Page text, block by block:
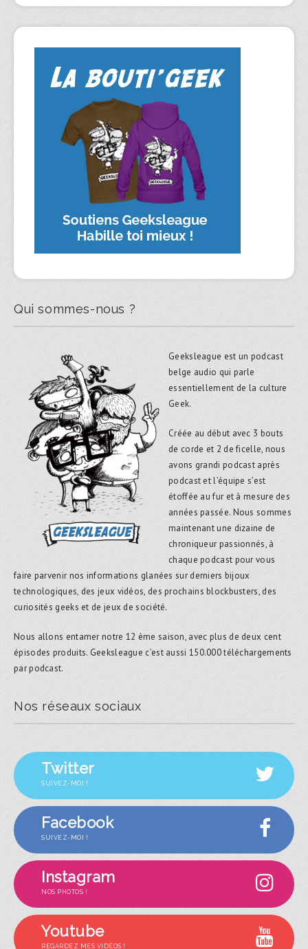
Qui sommes-nous ?
Geeksleague est un podcast
belge audio qui parle
essentiellement de la culture
Geek.
Créée au début avec 3 bouts
de corde et 2 de ficelle, nous
avons grandi podcast après
podcast et l’équipe s’est
étoffée au fur et à mesure des
années passée. Nous sommes
maintenant une dizaine de
chroniqueur passionnés, à
chaque podcast pour vous
faire parvenir nos informations glanées sur derniers bijoux
technologiques, des jeux vidéos, des prochains blockbusters, des
curiosités geeks et de jeux de société.
Nous allons entamer notre 12 ème saison, avec plus de deux cent
épisodes produits. Geeksleague c’est aussi 150.000 téléchargements
par podcast.
Nos réseaux sociaux
Twitter
SUIVEZ-MOI !
Facebook
SUIVEZ-MOI !
Instagram
NOS PHOTOS !
Youtube
REGARDEZ MES VIDÉOS !